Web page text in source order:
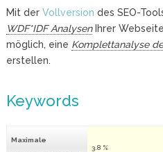
Mit der Vollversion des SEO-
WDF*IDF AnalysenIhrer
möglich, eine Komplettanalyse
erstellen.
Keywords
Maximale
3.8 %